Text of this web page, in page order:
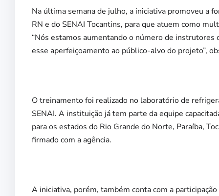
Na última semana de julho, a iniciativa promoveu a
RN e do SENAI Tocantins, para que atuem como
“Nós estamos aumentando o número de instrutores
esse aperfeiçoamento ao público-alvo do projeto”,
O treinamento foi realizado no laboratório de
SENAI. A instituição já tem parte da equipe
para os estados do Rio Grande do Norte, Paraíba,
firmado com a agência.
A iniciativa, porém, também conta com a